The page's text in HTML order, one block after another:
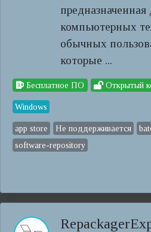
предназначенная
компьютерных
обычных
которые ...
Бесплатное ПО Открытый
Windows
app store Не поддерживается
software-repository